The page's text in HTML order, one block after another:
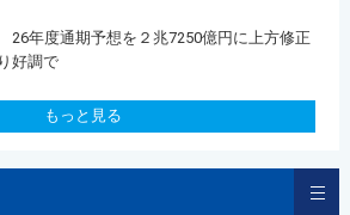
26年度通期予想を２兆7250億円に上方修正
好調で
もっと見る